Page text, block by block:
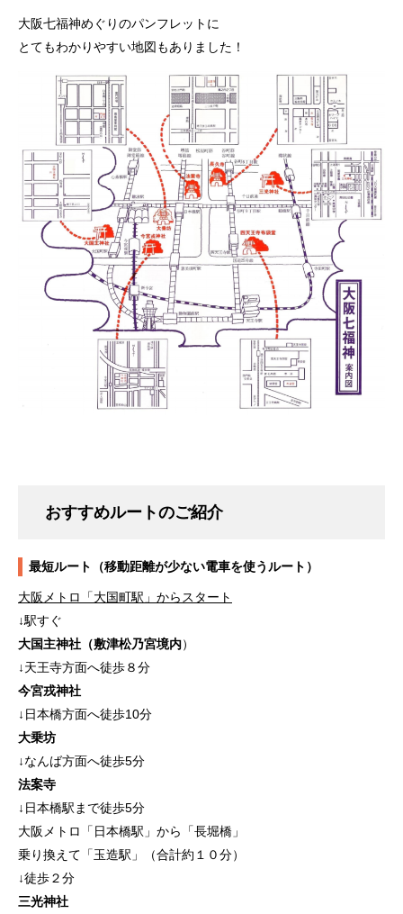
大阪七福神めぐりのパンフレットに
とてもわかりやすい地図もありました！
おすすめルートのご紹介
最短ルート（移動距離が少ない電車を使うルート）
大阪メトロ「大国町駅」からスタート
↓駅すぐ
大国主神社（敷津松乃宮境内）
↓天王寺方面へ徒歩８分
今宮戎神社
↓日本橋方面へ徒歩10分
大乗坊
↓なんば方面へ徒歩5分
法案寺
↓日本橋駅まで徒歩5分
大阪メトロ「日本橋駅」から「長堀橋」
乗り換えて「玉造駅」（合計約１０分）
↓徒歩２分
三光神社